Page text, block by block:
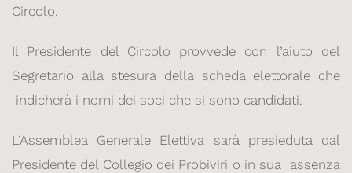
Circolo.
Il Presidente del Circolo provvede con l’aiuto del
Segretario alla stesura della scheda elettorale che
indicherà i nomi dei soci che si sono candidati.
L’Assemblea Generale Elettiva sarà presieduta dal
Presidente del Collegio dei Probiviri o in sua assenza